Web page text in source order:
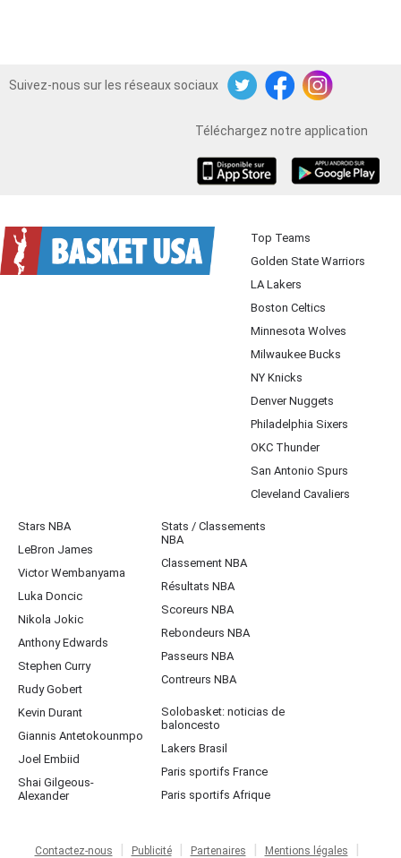
Suivez-nous sur les réseaux sociaux
TwitterFacebookInstagram
Téléchargez notre application
Top Teams
Golden State Warriors
LA Lakers
Boston Celtics
Minnesota Wolves
Milwaukee Bucks
NY Knicks
Denver Nuggets
Philadelphia Sixers
OKC Thunder
San Antonio Spurs
Cleveland Cavaliers
Stars NBA
LeBron James
Victor Wembanyama
Luka Doncic
Nikola Jokic
Anthony Edwards
Stephen Curry
Rudy Gobert
Kevin Durant
Giannis Antetokounmpo
Joel Embiid
Shai Gilgeous-
Alexander
Stats / Classements
NBA
Classement NBA
Résultats NBA
Scoreurs NBA
Rebondeurs NBA
Passeurs NBA
Contreurs NBA
Solobasket: noticias de
baloncesto
Lakers Brasil
Paris sportifs France
Paris sportifs Afrique
Contactez-nous Publicité Partenaires Mentions légales